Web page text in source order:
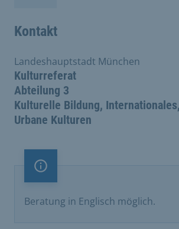
Kontakt
Kulturreferat
Abteilung 3
Kulturelle Bildung, Internationales,
Urbane Kulturen
Landeshauptstadt München
Information
Beratung in Englisch möglich.